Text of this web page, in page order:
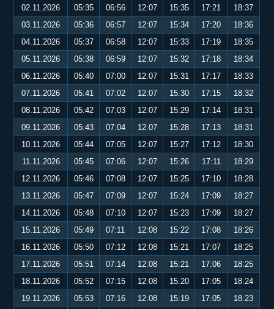
02.11.2026
05:35 06:56 12:07 15:35 17:21
18:37
03.11.2026
05:36 06:57 12:07 15:34 17:20
18:36
04.11.2026
05:37 06:58 12:07 15:33 17:19
18:35
05.11.2026
05:38 06:59 12:07 15:32 17:18
18:34
06.11.2026
05:40 07:00 12:07 15:31 17:17
18:33
07.11.2026
05:41 07:02 12:07 15:30 17:15
18:32
08.11.2026
05:42 07:03 12:07 15:29 17:14
18:31
09.11.2026
05:43 07:04 12:07 15:28 17:13
18:31
10.11.2026
05:44 07:05 12:07 15:27 17:12
18:30
11.11.2026
05:45 07:06 12:07 15:26 17:11
18:29
12.11.2026
05:46 07:08 12:07 15:25 17:10
18:28
13.11.2026
05:47 07:09 12:07 15:24 17:09
18:27
14.11.2026
05:48 07:10 12:07 15:23 17:09
18:27
15.11.2026
05:49 07:11 12:08 15:22 17:08
18:26
16.11.2026
05:50 07:12 12:08 15:21 17:07
18:25
17.11.2026
05:51 07:14 12:08 15:21 17:06
18:25
18.11.2026
05:52 07:15 12:08 15:20 17:05
18:24
19.11.2026
05:53 07:16 12:08 15:19 17:05
18:23